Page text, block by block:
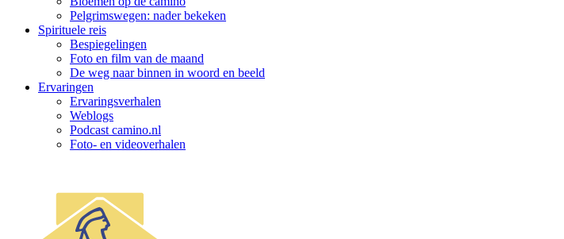
Pelgrimswegen: nader bekeken
Spirituele reis
Bespiegelingen
Foto en film van de maand
De weg naar binnen in woord en beeld
Ervaringen
Ervaringsverhalen
Weblogs
Podcast camino.nl
Foto- en videoverhalen